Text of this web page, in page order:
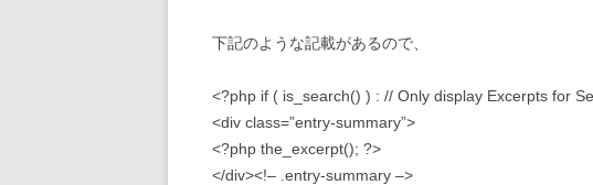
下記のような記載があるので、
<?php if ( is_search() ) : // Only display Excerpts for
<div class=”entry-summary”>
<?php the_excerpt(); ?>
</div><!– .entry-summary –>